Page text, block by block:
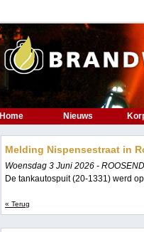
Home Nieuws
Melding Nispensestraat in
Woensdag 3 Juni 2026 -
De tankautospuit (20-1331) werd
« Terug